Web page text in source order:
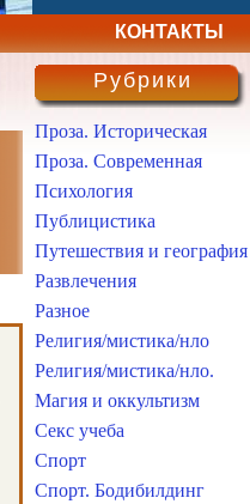
КОНТАКТЫ
Рубрики
Проза. Историческая
Проза. Современная
Психология
Публицистика
Путешествия и география
Развлечения
Разное
Религия/мистика/нло
Религия/мистика/нло.
Магия и оккультизм
Секс учеба
Спорт
Спорт. Бодибилдинг